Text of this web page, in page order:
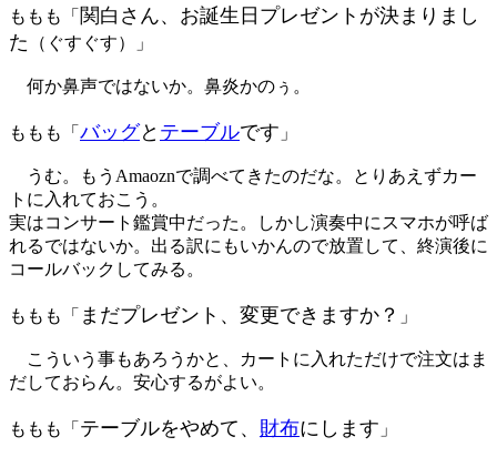
ももも「 関白さん、お誕生日プレゼントが決まりまし
た
（ぐすぐす）」
何か鼻声ではないか。鼻炎かのぅ。
ももも「 バッグと テーブルです 」
うむ。もうAmaoznで調べてきたのだな。とりあえずカー
トに入れておこう。
実はコンサート鑑賞中だった。しかし演奏中にスマホが呼ば
れるではないか。出る訳にもいかんので放置して、終演後に
コールバックしてみる。
ももも「 まだプレゼント、変更できますか？ 」
こういう事もあろうかと、カートに入れただけで注文はま
だしておらん。安心するがよい。
ももも「 テーブルをやめて、 財布にします 」